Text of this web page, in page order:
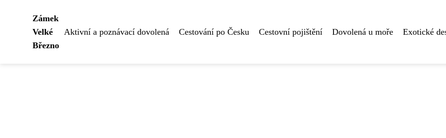
Zámek
Velké
Březno
Aktivní a poznávací dovolená Cestování po Česku Cestovní pojištění Dovolená u moře Exotické